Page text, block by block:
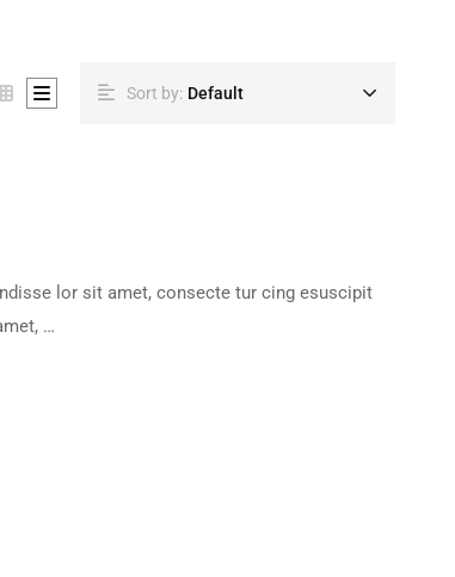
Sort by: Default
lor sit amet, consecte tur cing esuscipit
…